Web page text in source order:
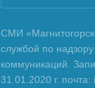
СМИ
службой по
коммуникаций.
31.01.2020 г.